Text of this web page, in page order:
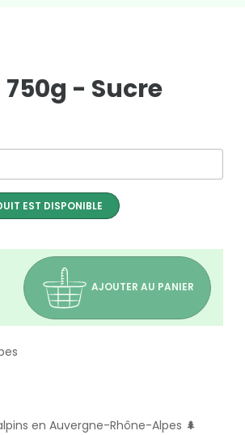
- Sucre
EST DISPONIBLE
AJOUTER AU PANIER
en Auvergne-Rhône-Alpes 🌲